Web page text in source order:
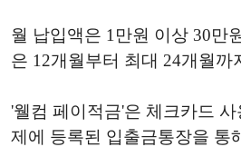
월 납입액은 1만원 이상 30만
은 12개월부터 최대 24개월까
'웰컴 페이적금'은 체크카드
제에 등록된 입출금통장을 통